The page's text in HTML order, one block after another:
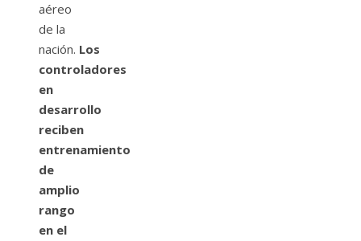
aéreo
de la
nación. Los
controladores
en
desarrollo
reciben
entrenamiento
de
amplio
rango
en el